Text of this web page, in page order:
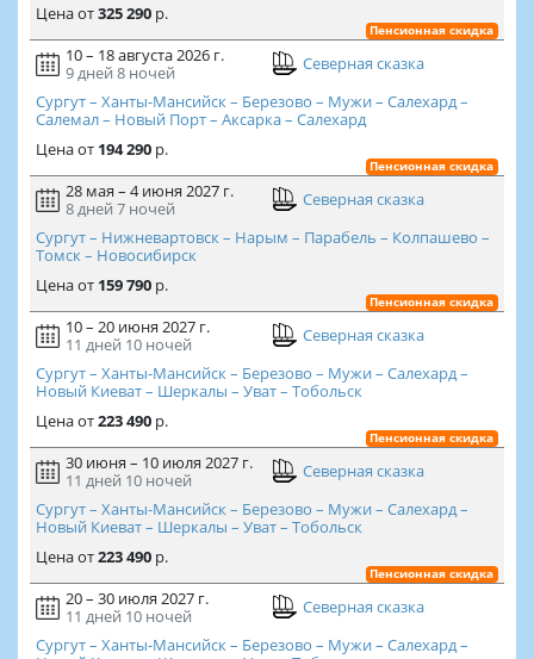
Ценаот325 290р.
Пенсионная скидка
10 – 18 августа 2026 г.
9 дней 8 ночей
Северная сказка
Сургут – Ханты-Мансийск – Березово – Мужи – Салехард –
Салемал – Новый Порт – Аксарка – Салехард
Ценаот 194 290р.
Пенсионная скидка
28 мая – 4 июня 2027 г.
8 дней 7 ночей
Северная сказка
Сургут – Нижневартовск – Нарым – Парабель – Колпашево –
Томск – Новосибирск
Ценаот 159 790р.
Пенсионная скидка
10 – 20 июня 2027 г.
11 дней 10 ночей
Северная сказка
Сургут – Ханты-Мансийск – Березово – Мужи – Салехард –
Новый Киеват – Шеркалы – Уват – Тобольск
Ценаот223 490р.
Пенсионная скидка
30 июня – 10 июля 2027 г.
11 дней 10 ночей
Северная сказка
Сургут – Ханты-Мансийск – Березово – Мужи – Салехард –
Новый Киеват – Шеркалы – Уват – Тобольск
Ценаот223 490р.
Пенсионная скидка
20 – 30 июля 2027 г.
11 дней 10 ночей
Северная сказка
Сургут – Ханты-Мансийск – Березово – Мужи – Салехард –